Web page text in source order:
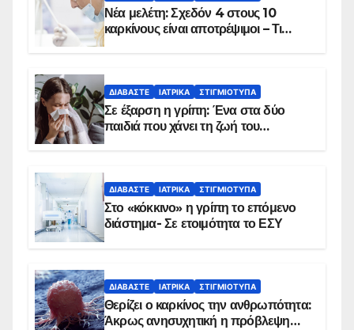
Νέα μελέτη: Σχεδόν 4 στους 10
καρκίνους είναι αποτρέψιμοι – Τι
ΔΙΑΒΆΣΤΕ ΙΑΤΡΙΚΆ ΣΤΙΓΜΙΌΤΥΠΑ
Σε έξαρση η γρίπη: Ένα στα δύο
παιδιά που χάνει τη ζωή του
ΔΙΑΒΆΣΤΕ ΙΑΤΡΙΚΆ ΣΤΙΓΜΙΌΤΥΠΑ
Στο «κόκκινο» η γρίπη το επόμενο
διάστημα- Σε ετοιμότητα το ΕΣΥ
ΔΙΑΒΆΣΤΕ ΙΑΤΡΙΚΆ ΣΤΙΓΜΙΌΤΥΠΑ
Θερίζει ο καρκίνος την ανθρωπότητα:
Άκρως ανησυχητική η πρόβλεψη…